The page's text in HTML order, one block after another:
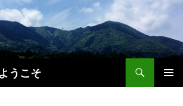
うこそ